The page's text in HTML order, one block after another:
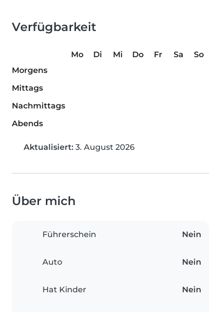
Verfügbarkeit
Mo Di Mi Do Fr Sa
So
Morgens
Mittags
Nachmittags
Abends
Aktualisiert: 3. August 2026
Über mich
Führerschein Nein
Auto Nein
Hat Kinder Nein